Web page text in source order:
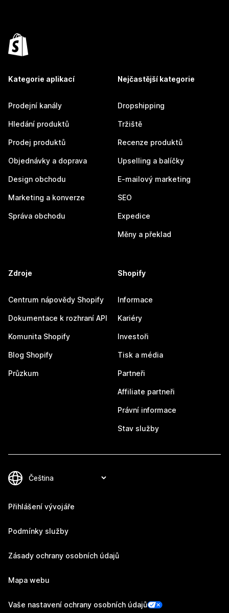
Kategorie aplikací
Prodejní kanály
Hledání produktů
Prodej produktů
Objednávky a doprava
Design obchodu
Marketing a konverze
Správa obchodu
Nejčastější kategorie
Dropshipping
Tržiště
Recenze produktů
Upselling a balíčky
E-mailový marketing
SEO
Expedice
Měny a překlad
Zdroje
Centrum nápovědy Shopify
Dokumentace k rozhraní API
Komunita Shopify
Blog Shopify
Průzkum
Shopify
Informace
Kariéry
Investoři
Tisk a média
Partneři
Affiliate partneři
Právní informace
Stav služby
Přihlášení vývojáře
Podmínky služby
Zásady ochrany osobních údajů
Mapa webu
Vaše nastavení ochrany osobních údajů